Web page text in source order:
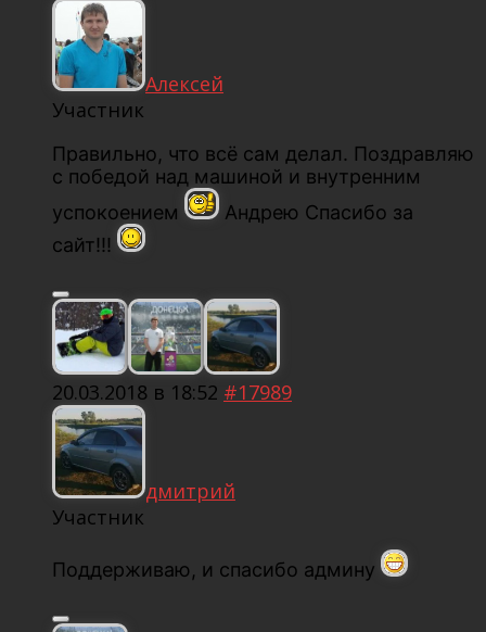
Алексей
Участник
Правильно, что всё сам делал. Поздравляю
с победой над машиной и внутренним
успокоением
Андрею Спасибо за
сайт!!!
20.03.2018 в 18:52 #17989
дмитрий
Участник
Поддерживаю, и спасибо админу